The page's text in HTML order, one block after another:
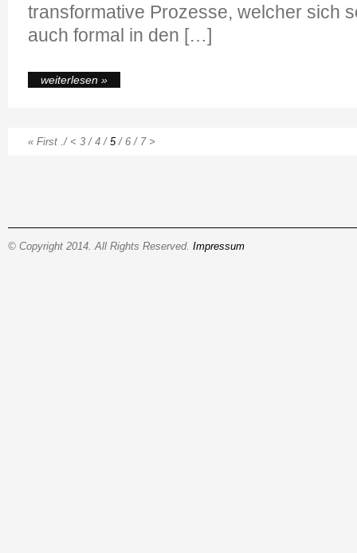
transformative Prozesse, welcher sich
auch formal in den […]
weiterlesen »
« First ./ < 3 / 4 / 5 / 6 / 7 >
© Copyright 2014. All Rights Reserved. Impressum